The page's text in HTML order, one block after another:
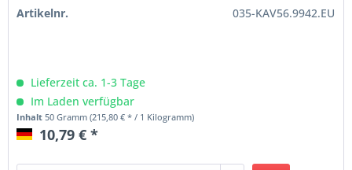
Artikelnr. 035-KAV56.9942.EU
Lieferzeit ca. 1-3 Tage
Im Laden verfügbar
Inhalt 50 Gramm(215,80 € * / 1 Kilogramm)
10,79 € *